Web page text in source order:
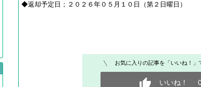
◆返却予定日；２０２６年０５月１０日（第２日曜日）
お気に入りの記事を「いいね！」
いいね！